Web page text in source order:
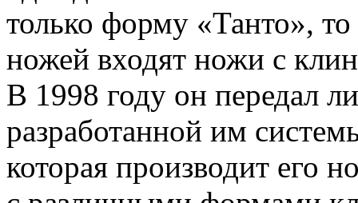
только форму «Танто», то
ножей входят ножи с
В 1998 году он передал
разработанной им
которая производит его